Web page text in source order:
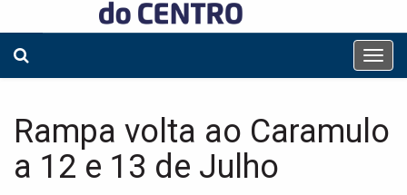
T
o
l
Rampa volta ao Caramulo
a 12 e 13 de Julho